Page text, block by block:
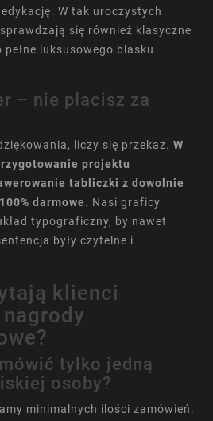
W tak uroczystych
się również klasyczne
pełne luksusowego blasku
– nie płacisz za
liczy się przekaz. W
projektu
tabliczki z dowolnie
darmowe. Nasi graficy
typograficzny, by nawet
były czytelne i
klienci
tylko jedną
osoby?
minimalnych ilości zamówień.